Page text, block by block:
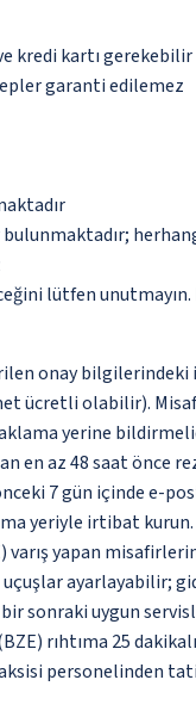
kredi kartı gerekebilir
garanti edilemez
lütfen
onay
ücretli olabilir).
yerine
en az 48 saat önce
7 gün içinde e-
yeriyle irtibat
yapan
ayarlayabilir;
sonraki uygun
rıhtıma 25
personelinden